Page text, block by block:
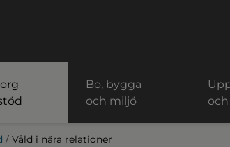
Bo, bygga
och miljö
/ Våld i nära relationer